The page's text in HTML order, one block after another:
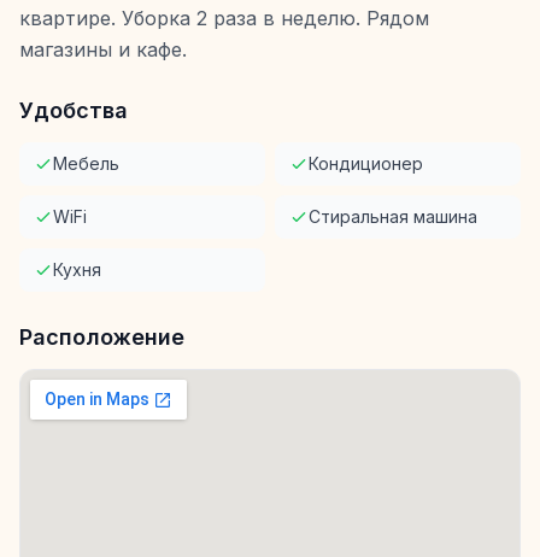
квартире. Уборка 2 раза в неделю. Рядом
магазины и кафе.
Удобства
Мебель Кондиционер
WiFi Стиральная машина
Кухня
Расположение